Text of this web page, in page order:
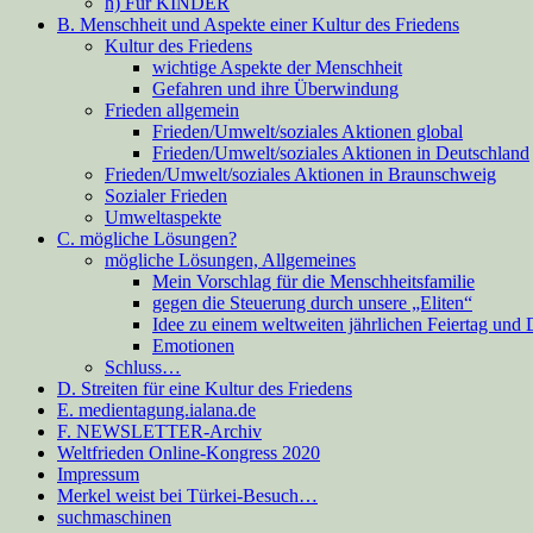
B. Menschheit und Aspekte einer Kultur des Friedens
Kultur des Friedens
wichtige Aspekte der Menschheit
Gefahren und ihre Überwindung
Frieden allgemein
Frieden/Umwelt/soziales Aktionen global
Frieden/Umwelt/soziales Aktionen in Deutschland
Frieden/Umwelt/soziales Aktionen in Braunschweig
Sozialer Frieden
Umweltaspekte
C. mögliche Lösungen?
mögliche Lösungen, Allgemeines
Mein Vorschlag für die Menschheitsfamilie
gegen die Steuerung durch unsere „Eliten“
Idee zu einem weltweiten jährlichen Feiertag und
Emotionen
Schluss…
D. Streiten für eine Kultur des Friedens
E. medientagung.ialana.de
F. NEWSLETTER-Archiv
Weltfrieden Online-Kongress 2020
Impressum
Merkel weist bei Türkei-Besuch…
suchmaschinen